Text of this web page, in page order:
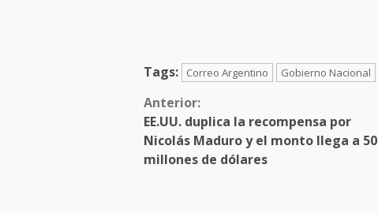
Tags: Correo Argentino Gobierno Nacional
Anterior:
EE.UU. duplica la recompensa por
Nicolás Maduro y el monto llega a 50
millones de dólares